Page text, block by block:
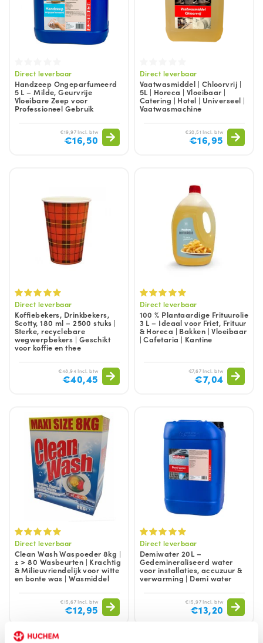
Direct leverbaar
Handzeep Ongeparfumeerd
5 L – Milde, Geurvrije
Vloeibare Zeep voor
Professioneel Gebruik
€19,97 Incl. btw
€16,50
Direct leverbaar
Vaatwasmiddel | Chloorvrij |
5L | Horeca | Vloeibaar |
Catering | Hotel | Universeel |
Vaatwasmachine
€20,51 Incl. btw
€16,95
Direct leverbaar
Koffiebekers, Drinkbekers,
Scotty, 180 ml – 2500 stuks |
Sterke, recyclebare
wegwerpbekers | Geschikt
voor koffie en thee
€48,94 Incl. btw
€40,45
Direct leverbaar
100 % Plantaardige Frituurolie
3 L – Ideaal voor Friet, Frituur
& Horeca | Bakken | Vloeibaar
| Cafetaria | Kantine
€7,67 Incl. btw
€7,04
Direct leverbaar
Clean Wash Waspoeder 8kg |
± > 80 Wasbeurten | Krachtig
& Milieuvriendelijk voor witte
en bonte was | Wasmiddel
€15,67 Incl. btw
€12,95
Direct leverbaar
Demiwater 20L –
Gedemineraliseerd water
voor installaties, accuzuur &
verwarming | Demi water
€15,97 Incl. btw
€13,20